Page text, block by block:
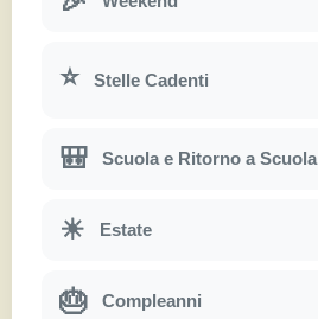
⭐ Stelle Cadenti
🎒 Scuola e Ritorno a Scuola
☀ Estate
🎂 Compleanni